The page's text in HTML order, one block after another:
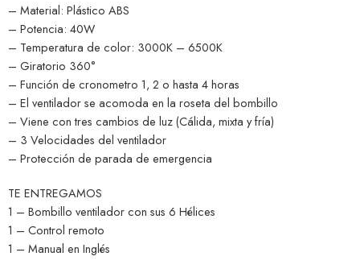
– Material: Plástico ABS
– Potencia: 40W
– Temperatura de color: 3000K – 6500K
– Giratorio 360°
– Función de cronometro 1, 2 o hasta 4 horas
– El ventilador se acomoda en la roseta del bombillo
– Viene con tres cambios de luz (Cálida, mixta y fría)
– 3 Velocidades del ventilador
– Protección de parada de emergencia
TE ENTREGAMOS
1 – Bombillo ventilador con sus 6 Hélices
1 – Control remoto
1 – Manual en Inglés